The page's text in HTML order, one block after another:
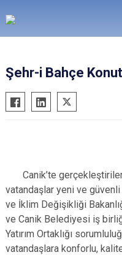
Şehr-i Bahçe
Canik’te
vatandaşlar yeni ve
ve İklim Değişikliği
ve Canik Belediyesi iş
Yatırım Ortaklığı
vatandaşlara konforlu,